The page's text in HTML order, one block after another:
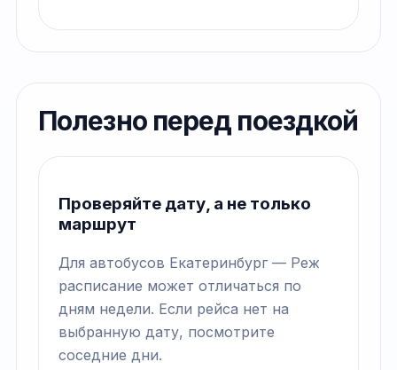
Полезно перед поездкой
Проверяйте дату, а не только
маршрут
Для автобусов Екатеринбург — Реж
расписание может отличаться по
дням недели. Если рейса нет на
выбранную дату, посмотрите
соседние дни.